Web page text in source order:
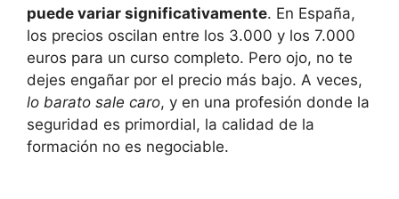
puede variar significativamente. En España,
los precios oscilan entre los 3.000 y los 7.000
euros para un curso completo. Pero ojo, no te
dejes engañar por el precio más bajo. A veces,
lo barato sale caro, y en una profesión donde la
seguridad es primordial, la calidad de la
formación no es negociable.